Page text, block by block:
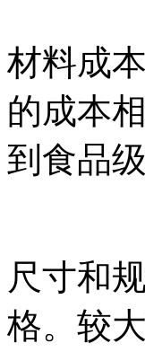
材料成
的成本
到食品
尺寸和
格。较